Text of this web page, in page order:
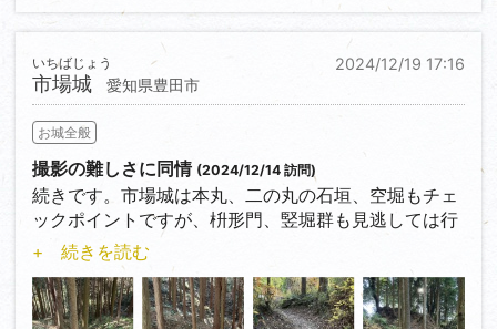
イオさん、遅くなりましたが、かるたのご報告ありが
とうございます。ちなみに僕はかるたの投稿は一つし
かしていないのですが、まさか載るとは思ってもいま
せんでした。自分の投稿が商品化されたことは嬉しい
限りです。
お城EXPOみなさまお疲れ様でした。僕は一度も行っ
たことがないのですが、大人になったらいきたいと思
ってます。そこで皆様とお話もしたいです♪
では残り1日となりましたが、よいお年を！
2024/12/19 17:16
市場城
いちばじょう
愛知県豊田市
お城全般
撮影の難しさに同情 (2024/12/14 訪問)
続きです。市場城は本丸、二の丸の石垣、空堀もチェ
ックポイントですが、枡形門、竪堀群も見逃しては行
けない遺構の一つです。
本丸から坂道を下ると畝状竪堀群が見えます。見た時
はすげーと思いましたが、撮影が難しい😓 皆さんに
わかるようにとるにはどうすればいいかわかりません
+ 続きを読む